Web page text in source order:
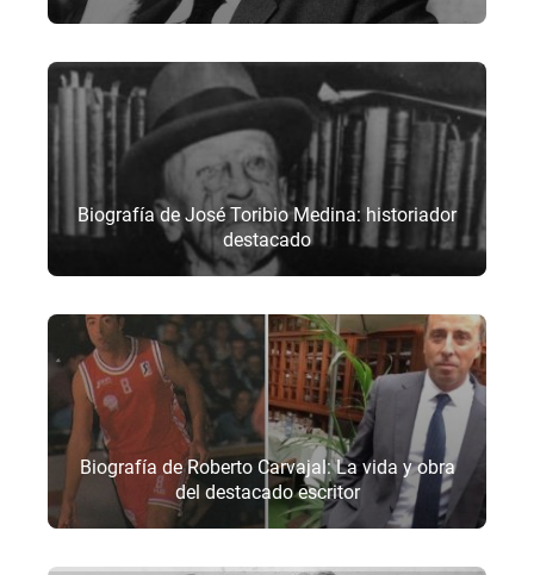
Biografía de José Toribio Medina: historiador
destacado
Biografía de Roberto Carvajal: La vida y obra
del destacado escritor